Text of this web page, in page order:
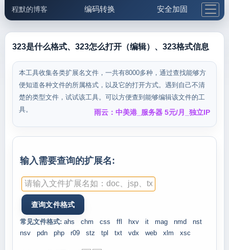
程默的博客 编码转换 安全加固
邮件工具 生活便民 更多工具
5.1支付宝大红包
323是什么格式、323怎么打开（编辑）、323格式信息
本工具收集各类扩展名文件，一共有8000多种，通过查找能够方
便知道各种文件的所属格式，以及它的打开方式。遇到自己不清
楚的类型文件，试试该工具。可以方便查到能够编辑该文件的工
具。
雨云：中美港_服务器 5元/月_独立IP
输入需要查询的扩展名:
常见文件格式: ahs chm css ffl hxv it mag nmd
nst
nsv
pdn php r09 stz tpl txt vdx web xlm xsc